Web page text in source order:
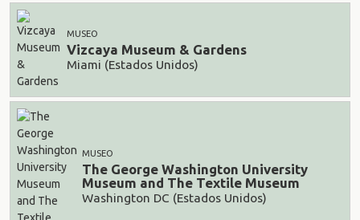
MUSEO
Vizcaya Museum & Gardens
Miami (Estados Unidos)
MUSEO
The George Washington University
Museum and The Textile Museum
Washington DC (Estados Unidos)